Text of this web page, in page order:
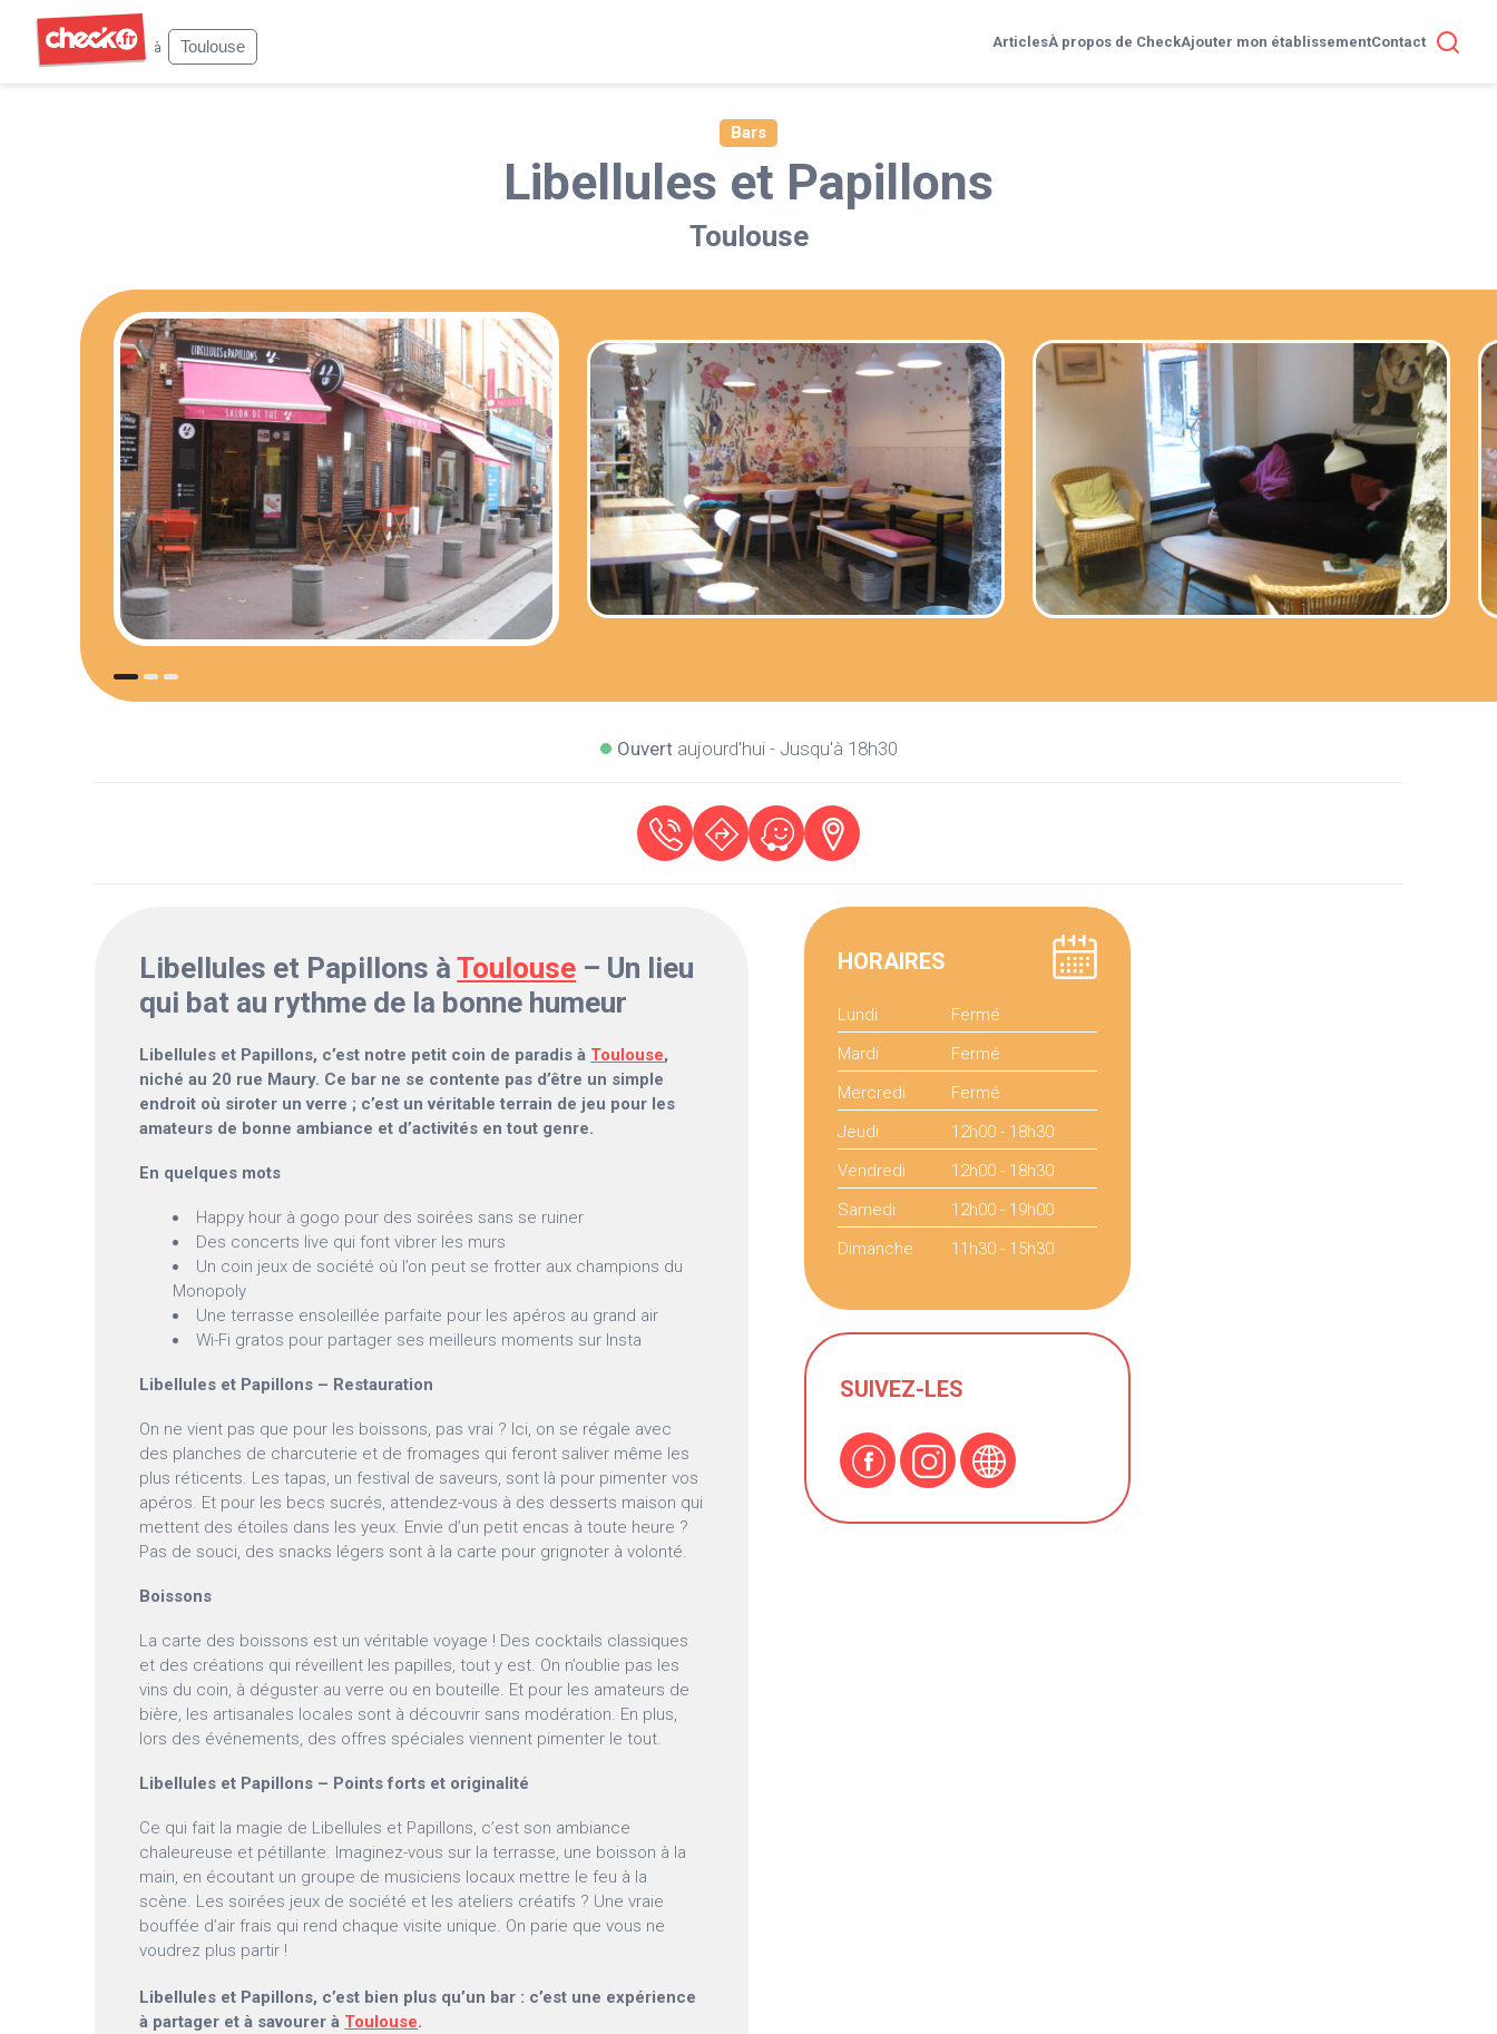
à
Toulouse ArticlesÀ propos de CheckAjouter mon établissementContact
Bars
Libellules et Papillons
Toulouse
Ouvertaujourd'hui - Jusqu'à 18h30
Libellules et Papillons àToulouse – Un lieu
qui bat au rythme de la bonne humeur
Libellules et Papillons, c’est notre petit coin de paradis à Toulouse,
niché au 20 rue Maury. Ce bar ne se contente pas d’être un simple
endroit où siroter un verre ; c’est un véritable terrain de jeu pour les
amateurs de bonne ambiance et d’activités en tout genre.
En quelques mots
Happy hour à gogo pour des soirées sans se ruiner
Des concerts live qui font vibrer les murs
Un coin jeux de société où l’on peut se frotter aux champions du
Monopoly
Une terrasse ensoleillée parfaite pour les apéros au grand air
Wi-Fi gratos pour partager ses meilleurs moments sur Insta
Libellules et Papillons – Restauration
On ne vient pas que pour les boissons, pas vrai ? Ici, on se régale avec
des planches de charcuterie et de fromages qui feront saliver même les
plus réticents. Les tapas, un festival de saveurs, sont là pour pimenter vos
apéros. Et pour les becs sucrés, attendez-vous à des desserts maison qui
mettent des étoiles dans les yeux. Envie d’un petit encas à toute heure ?
Pas de souci, des snacks légers sont à la carte pour grignoter à volonté.
Boissons
La carte des boissons est un véritable voyage ! Des cocktails classiques
et des créations qui réveillent les papilles, tout y est. On n’oublie pas les
vins du coin, à déguster au verre ou en bouteille. Et pour les amateurs de
bière, les artisanales locales sont à découvrir sans modération. En plus,
lors des événements, des offres spéciales viennent pimenter le tout.
Libellules et Papillons – Points forts et originalité
Ce qui fait la magie de Libellules et Papillons, c’est son ambiance
chaleureuse et pétillante. Imaginez-vous sur la terrasse, une boisson à la
main, en écoutant un groupe de musiciens locaux mettre le feu à la
scène. Les soirées jeux de société et les ateliers créatifs ? Une vraie
bouffée d’air frais qui rend chaque visite unique. On parie que vous ne
voudrez plus partir !
Libellules et Papillons, c’est bien plus qu’un bar : c’est une expérience
à partager et à savourer à Toulouse.
HORAIRES
Lundi
Fermé
Mardi
Fermé
Mercredi
Fermé
Jeudi
12h00 - 18h30
Vendredi
12h00 - 18h30
Samedi
12h00 - 19h00
Dimanche
11h30 - 15h30
SUIVEZ-LES